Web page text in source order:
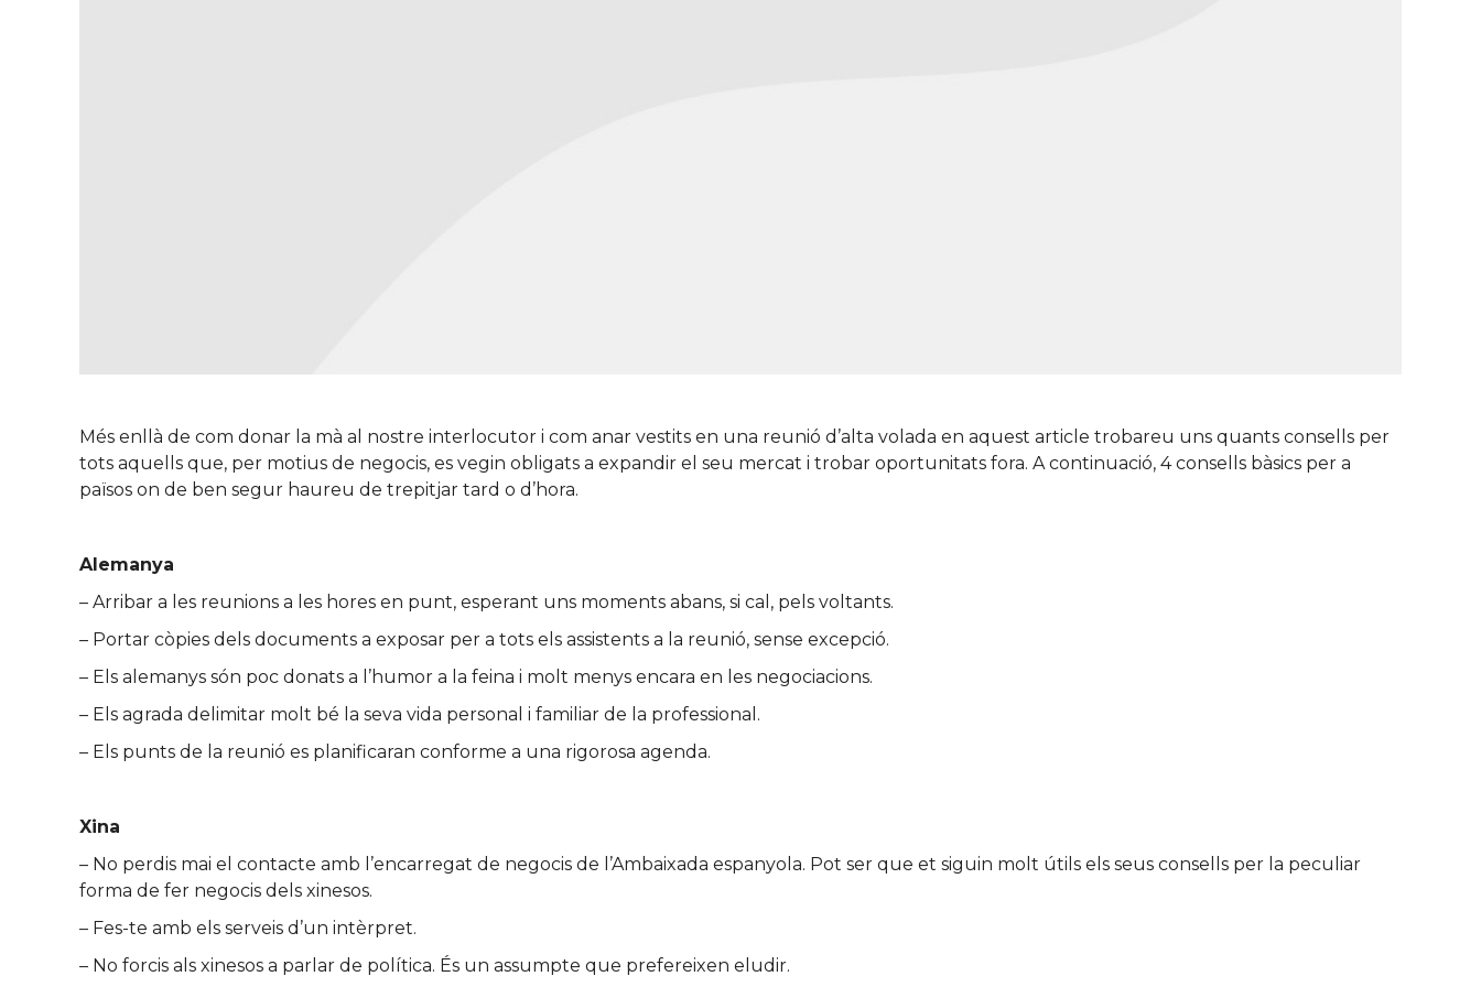
Més enllà de com donar la mà al nostre interlocutor i com anar vestits en una reunió d’alta volada en aquest article trobareu uns quants consells per
tots aquells que, per motius de negocis, es vegin obligats a expandir el seu mercat i trobar oportunitats fora. A continuació, 4 consells bàsics per a
països on de ben segur haureu de trepitjar tard o d’hora.
Alemanya
– Arribar a les reunions a les hores en punt, esperant uns moments abans, si cal, pels voltants.
– Portar còpies dels documents a exposar per a tots els assistents a la reunió, sense excepció.
– Els alemanys són poc donats a l’humor a la feina i molt menys encara en les negociacions.
– Els agrada delimitar molt bé la seva vida personal i familiar de la professional.
– Els punts de la reunió es planificaran conforme a una rigorosa agenda.
Xina
– No perdis mai el contacte amb l’encarregat de negocis de l’Ambaixada espanyola. Pot ser que et siguin molt útils els seus consells per la peculiar
forma de fer negocis dels xinesos.
– Fes-te amb els serveis d’un intèrpret.
– No forcis als xinesos a parlar de política. És un assumpte que prefereixen eludir.